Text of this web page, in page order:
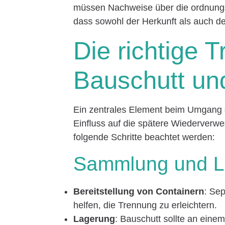
müssen Nachweise über die
dass sowohl der Herkunft als auch
Die richtige
Bauschutt
Ein zentrales Element beim
Einfluss auf die spätere
folgende Schritte beachtet werden:
Sammlung und
Bereitstellung von Containern:
helfen, die Trennung zu erleichtern.
Lagerung: Bauschutt sollte an